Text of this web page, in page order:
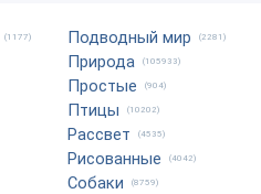
(1177) Подводный мир (2281)
Природа (105933)
Простые (904)
Птицы (10202)
Рассвет (4535)
Рисованные (4042)
Собаки (8759)